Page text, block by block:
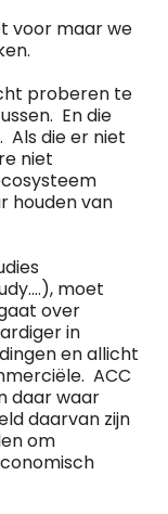
voor maar we
proberen te
En die
Als die er niet
niet
houden van
moet
over
in
en allicht
ACC
daar waar
daarvan zijn
om